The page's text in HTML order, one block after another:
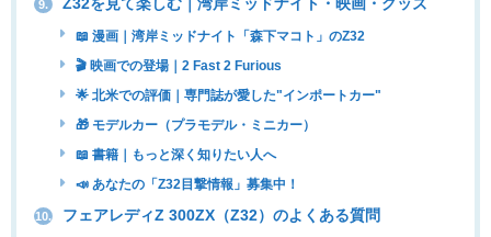
9. Z32を見て楽しむ｜湾岸ミッドナイト・映画・グッズ
📖 漫画｜湾岸ミッドナイト「森下マコト」のZ32
🎬 映画での登場｜2 Fast 2 Furious
🌟 北米での評価｜専門誌が愛した"インポートカー"
🎁 モデルカー（プラモデル・ミニカー）
📖 書籍｜もっと深く知りたい人へ
📣 あなたの「Z32目撃情報」募集中！
10. フェアレディZ 300ZX（Z32）のよくある質問